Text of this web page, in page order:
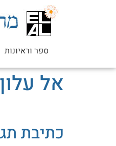
ספר וראיונות
אל עלון 9, דצמבר 1966
כתיבת